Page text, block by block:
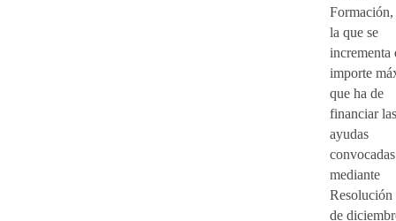
la que se
incrementa
importe
que ha de
financiar las
ayudas
convocadas
mediante
Resolución
de